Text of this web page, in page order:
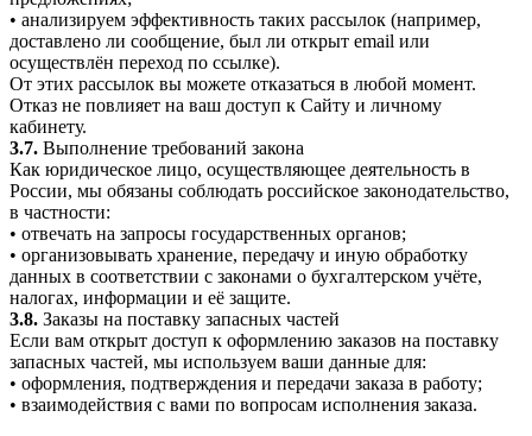
• анализируем эффективность таких рассылок (например,
доставлено ли сообщение, был ли открыт email или
осуществлён переход по ссылке).
От этих рассылок вы можете отказаться в любой момент.
Отказ не повлияет на ваш доступ к Сайту и личному
кабинету.
3.7. Выполнение требований закона
Как юридическое лицо, осуществляющее деятельность в
России, мы обязаны соблюдать российское законодательство,
в частности:
• отвечать на запросы государственных органов;
• организовывать хранение, передачу и иную обработку
данных в соответствии с законами о бухгалтерском учёте,
налогах, информации и её защите.
3.8. Заказы на поставку запасных частей
Если вам открыт доступ к оформлению заказов на поставку
запасных частей, мы используем ваши данные для:
• оформления, подтверждения и передачи заказа в работу;
• взаимодействия с вами по вопросам исполнения заказа.